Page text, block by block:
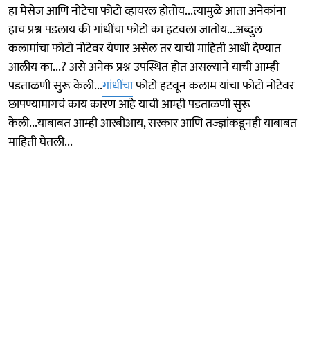
हा मेसेज आणि नोटेचा फोटो व्हायरल होतोय...त्यामुळे आता अनेकांना
हाच प्रश्न पडलाय की गांधींचा फोटो का हटवला जातोय...अब्दुल
कलामांचा फोटो नोटेवर येणार असेल तर याची माहिती आधी देण्यात
आलीय का...? असे अनेक प्रश्न उपस्थित होत असल्याने याची आम्ही
पडताळणी सुरू केली...गांधींचाफोटो हटवून कलाम यांचा फोटो नोटेवर
छापण्यामागचं काय कारण आहे याची आम्ही पडताळणी सुरू
केली...याबाबत आम्ही आरबीआय, सरकार आणि तज्ज्ञांकडूनही याबाबत
माहिती घेतली...